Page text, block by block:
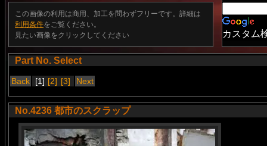
この画像の利用は商用、加工を問わずフリーです。詳細は
利用条件をご覧ください。
見たい画像をクリックしてください
カスタム
Part No. Select
Back [1] [2] [3] Next
No.4236 都市のスクラップ